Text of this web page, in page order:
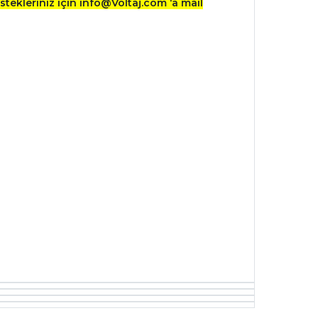
için info@Voltaj.com ‘a mail